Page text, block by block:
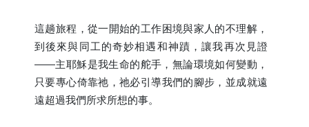
這趟旅程，從一開始的工作困境與家人的不理解，
到後來與同工的奇妙相遇和神蹟，讓我再次見證
——主耶穌是我生命的舵手，無論環境如何變動，
只要專心倚靠祂，祂必引導我們的腳步，並成就遠
遠超過我們所求所想的事。